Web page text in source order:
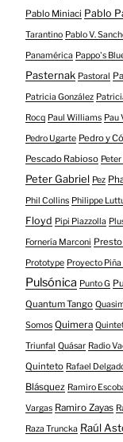
Pablo Miniaci Pablo
Tarantino Pablo V.
Panamérica Pappo's
Pasternak Pastoral
Patricia González
Rocq Paul Williams Pau
Pedro Ugarte Pedro y
Pescado Rabioso
Peter Gabriel Pez
Phil Collins Philippe
Floyd Pipi Piazzolla
Fornería Marconi
Prototype Proyecto
Pulsónica Punto G
Quantum Tango
Somos Quimera
Triunfal Quásar Radio
Quinteto Rafael
Blásquez Ramiro
Vargas Ramiro Zayas
Raza Truncka Raúl